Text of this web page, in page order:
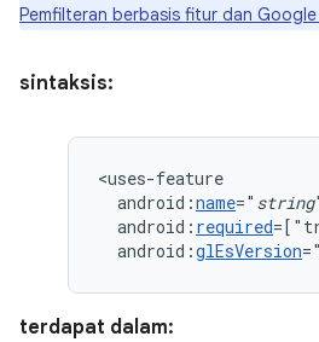
Pemfilteran berbasis fitur dan Google
sintaksis:
android:name=" string
android: required
android:glEsVersion="
terdapat dalam: